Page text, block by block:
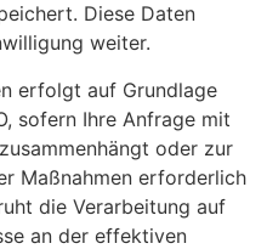
Diese Daten
weiter.
erfolgt auf Grundlage
sofern Ihre Anfrage mit
oder zur
Maßnahmen erforderlich
die Verarbeitung auf
an der effektiven